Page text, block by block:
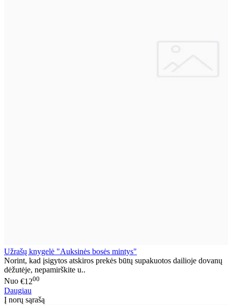
Užrašų knygelė "Auksinės bosės mintys"
Norint, kad įsigytos atskiros prekės būtų supakuotos dailioje dovanų
dėžutėje, nepamirškite u..
Nuo €1200
Daugiau
Į norų sąrašą